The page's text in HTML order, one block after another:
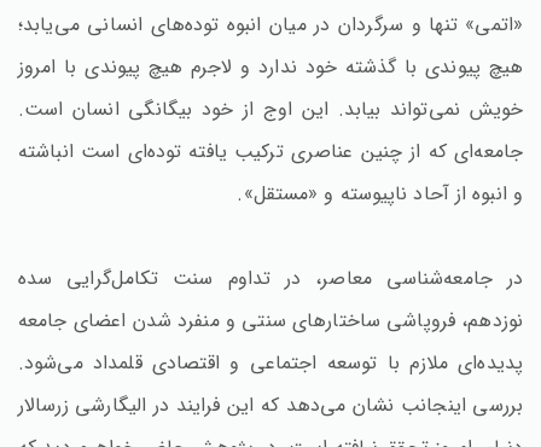
«اتمی» تنها و سرگردان در میان انبوه توده‌های انسانی می‌یابد؛
هیچ پیوندی با گذشته خود ندارد و لاجرم هیچ پیوندی با امروز
خویش نمی‌تواند بیابد. این اوج از خود بیگانگی انسان است.
جامعه‌ای که از چنین عناصری ترکیب یافته توده‌ای است انباشته
و انبوه از آحاد ناپیوسته و «مستقل».
در جامعه‌شناسی معاصر، در تداوم سنت تکامل‌گرایی سده
نوزدهم، فروپاشی ساختارهای سنتی و منفرد شدن اعضای جامعه
پدیده‌ای ملازم با توسعه اجتماعی و اقتصادی قلمداد می‌شود.
بررسی اینجانب نشان می‌دهد که این فرایند در الیگارشی زرسالار